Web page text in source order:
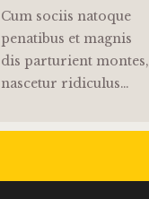
Cum sociis natoque
penatibus et magnis
dis parturient montes,
nascetur ridiculus…